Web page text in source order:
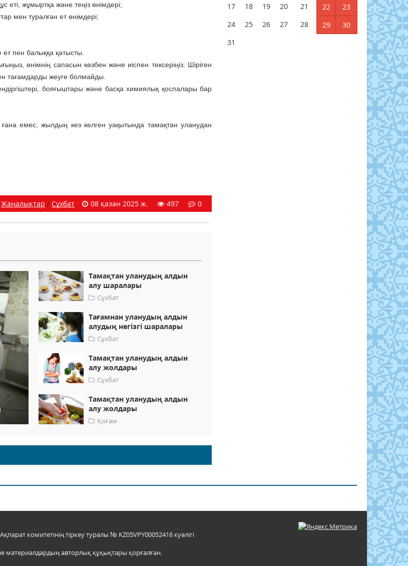
еті, жұмыртқа және теңіз өнімдері;
мен туралған ет өнімдері;
пен балыққа қатысты.
өнімнің сапасын көзбен және иіспен тексеріңіз. Шіріген
тағамдарды жеуге болмайды.
бояғыштары және басқа химиялық қоспалары бар
емес, жылдың кез келген уақытында тамақтан уланудан
Жаңалықтар / Сұхбат 08 қазан 2025 ж. 497 0
Тамақтан уланудың алдын
алу шаралары
Сұхбат
Тағамнан уланудың алдын
алудың негізгі шаралары
Сұхбат
Тамақтан уланудың алдын
алу жолдары
Сұхбат
Тамақтан уланудың алдын
алу жолдары
Қоғам
17
18 19 20 21 22
23
24
25 26 27 28 29
30
31
комитетінің тіркеу туралы № KZ05VPY00052416 куәлігі
материалдардың авторлық құқықтары қорғалған.